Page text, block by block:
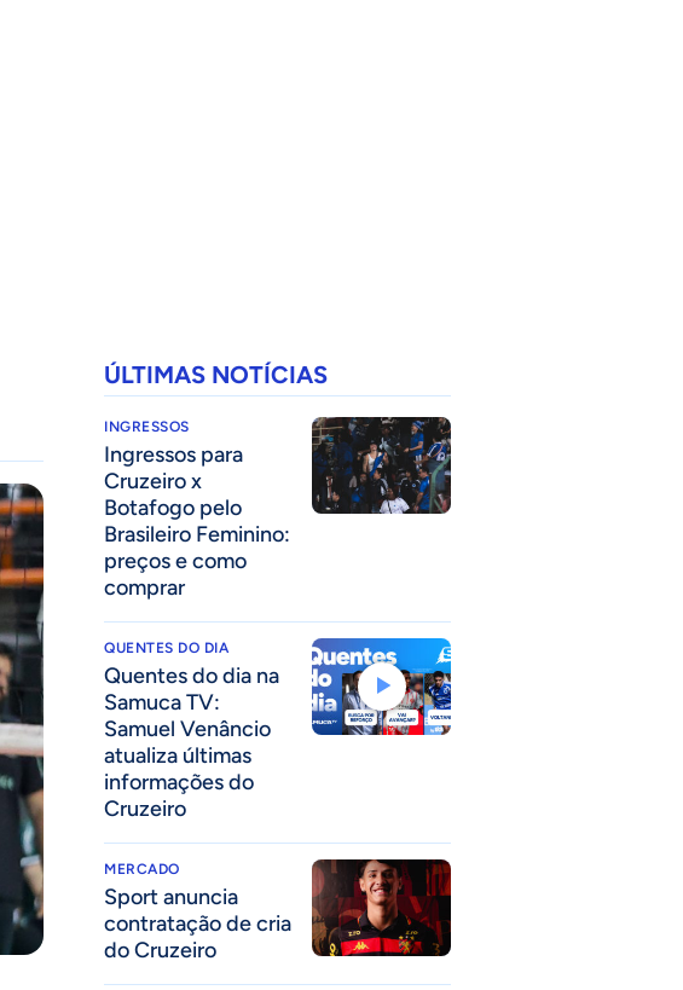
ÚLTIMAS NOTÍCIAS
INGRESSOS
Ingressos para
Cruzeiro x
Botafogo pelo
Brasileiro Feminino:
preços e como
comprar
QUENTES DO DIA
Quentes do dia na
Samuca TV:
Samuel Venâncio
atualiza últimas
informações do
Cruzeiro
MERCADO
Sport anuncia
contratação de cria
do Cruzeiro